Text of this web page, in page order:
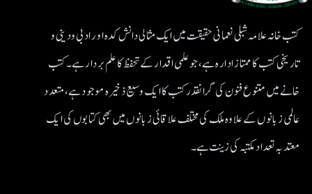
کتب خانہ علامہ شبلی نعمانی حقیقت میں ایک مثالی دانش کدہ اور ادبی ودینی و
تاریخی کتب کا ممتاز ادارہ ہے، جو علمی اقدار کے تحفظ کا علم بردار ہے۔کتب
خانے میں متنوع فنون کی گرانقدر کتب کا ایک وسیع ذخیرہ موجود ہے، متعدد
عالمی زبانوں کے علاوہ ملک کی مختلف علاقائی زبانوں میں بھی کتابوں کی ایک
معتد بہ تعداد مکتبہ کی زینت ہے۔